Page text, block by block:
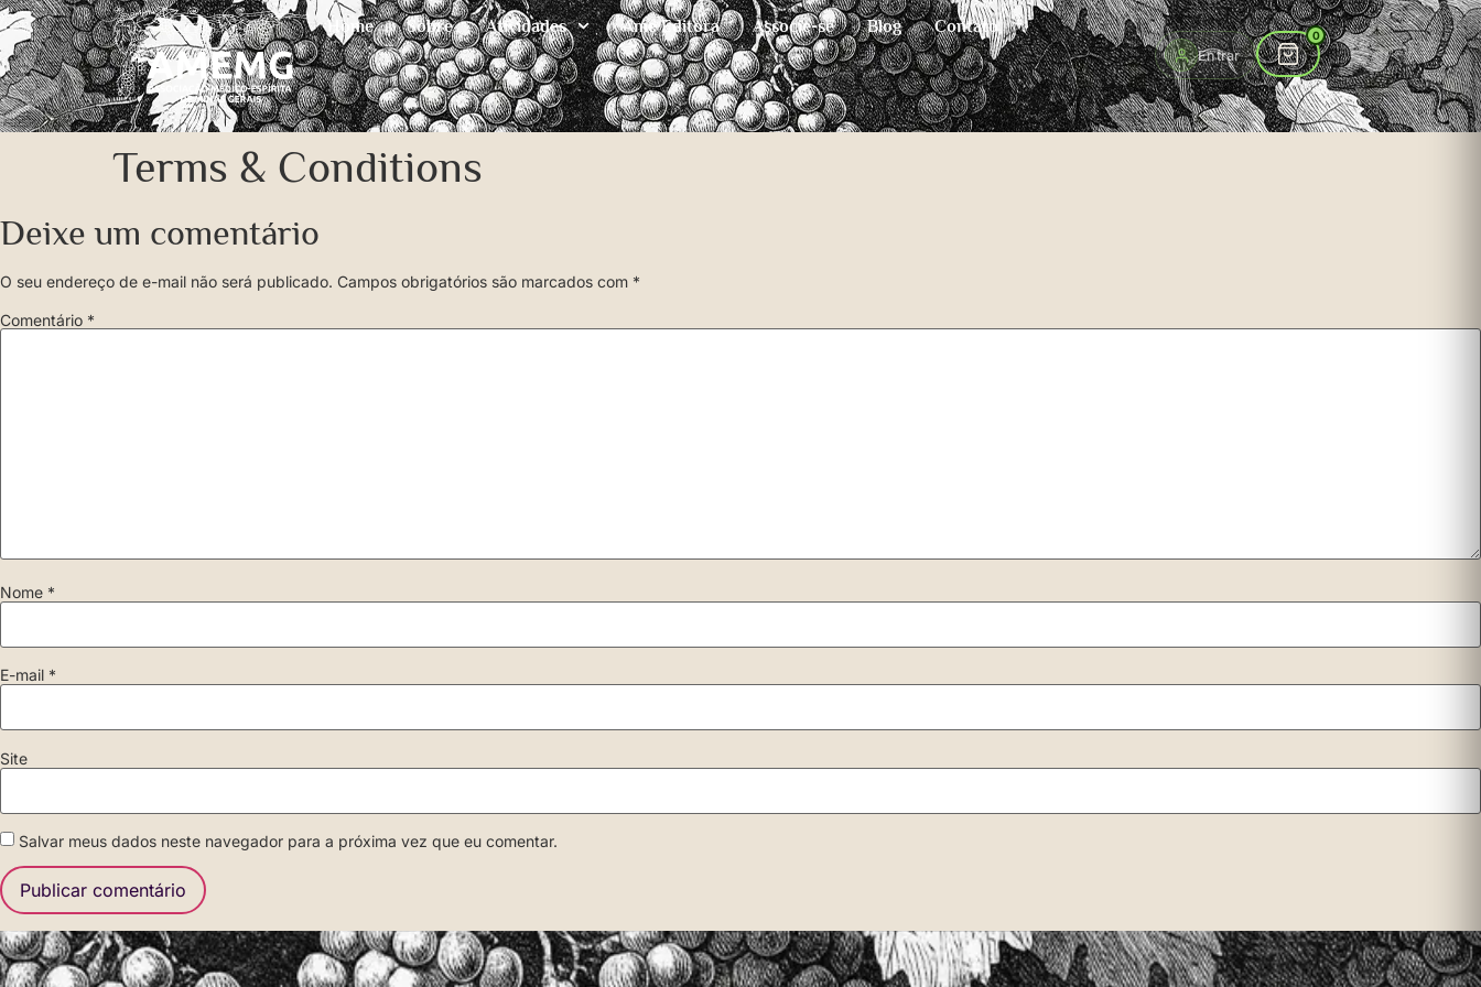
Entrar
0
Home Sobre Atividades Ame Editora Associe-se Blog Contato
Terms & Conditions
Deixe um comentário
O seu endereço de e-mail não será publicado. Campos obrigatórios são marcados com *
Comentário *
Nome *
E-mail *
Site
Salvar meus dados neste navegador para a próxima vez que eu comentar.